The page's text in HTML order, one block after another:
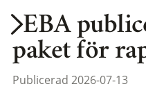
EBA
paket för
Publicerad 2026-07-13